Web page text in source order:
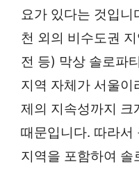
요가 있다는 것입니
천 외의 비수도권
전 등) 막상 솔로파
지역 자체가 서울이
제의 지속성까지 크
때문입니다. 따라서
지역을 포함하여 솔